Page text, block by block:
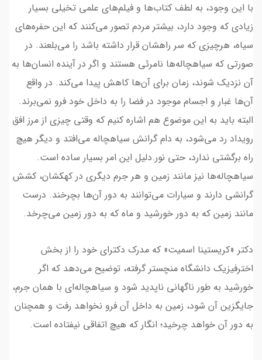
با این وجود، به لطف کتاب‌ها و فیلم‌های علمی تخیلی بسیار
زیادی که وجود دارد، بیشتر مردم تصور می‌کنند که این حفره‌های
سیاه، هرچیزی که سر راهشان قرار داشته باشد را می‌بلعند. در
صورتی که سیاهچاله‌ها نامرئی هستند و اگر در آینده انسان‌ها به
آن نزدیک شوند، زمان برای آن‌ها کاهش پیدا می‌کند. در واقع
آن‌ها غبار و اجسام موجود در فضا را به داخل خود فرو نمی‌برند.
البته باید به این موضوع هم اشاره کنیم که وقتی چیزی از مرز افق
رویداد رد می‌شود، به دام گرانش سیاهچاله می‌افتد و دیگر هیچ
راه برگشتی ندارد، حتی نور.دلیل این امر بسیار ساده است.
سیاهچاله‌ها نیز مانند زمین و هر جرم دیگری در کهکشان، کشش
گرانشی دارند و سیارات می‌توانند به دور آن‌ها بچرخند. درست
مانند زمین که به دور خورشید و ماه که به دور زمین می‌چرخد.
دکتر «کریستینا اسمیت» که مدرک دکترای خود را از بخش
اخترفیزیک دانشگاه منچستر گرفته، توضیح می‌دهد که اگر
خورشید به طور ناگهانی ناپدید شود و سیاهچاله‌ای با همان جرم،
جایگزین آن شود، زمین به داخل آن فرو نخواهد رفت و همچنان
به دور آن خواهد چرخید؛ انگار که هیچ اتفاقی نیفتاده است.